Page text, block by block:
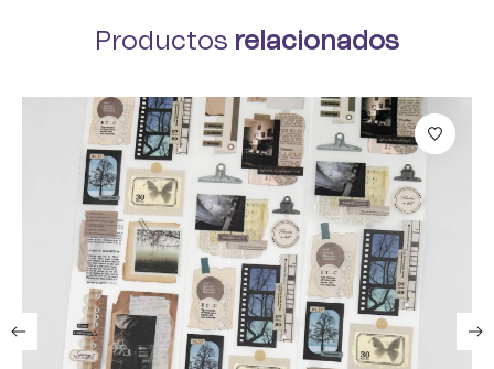
Productos relacionados